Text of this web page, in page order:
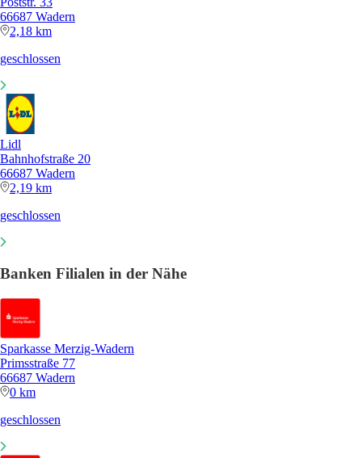
66687 Wadern
2,18 km
geschlossen
Lidl
Bahnhofstraße 20
66687 Wadern
2,19 km
geschlossen
Banken Filialen in der Nähe
Sparkasse Merzig-Wadern
Primsstraße 77
66687 Wadern
0 km
geschlossen